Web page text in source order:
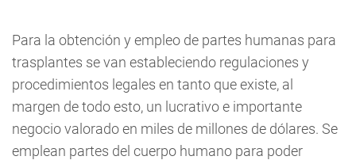
Para la obtención y empleo de partes humanas para
trasplantes se van estableciendo regulaciones y
procedimientos legales en tanto que existe, al
margen de todo esto, un lucrativo e importante
negocio valorado en miles de millones de dólares. Se
emplean partes del cuerpo humano para poder